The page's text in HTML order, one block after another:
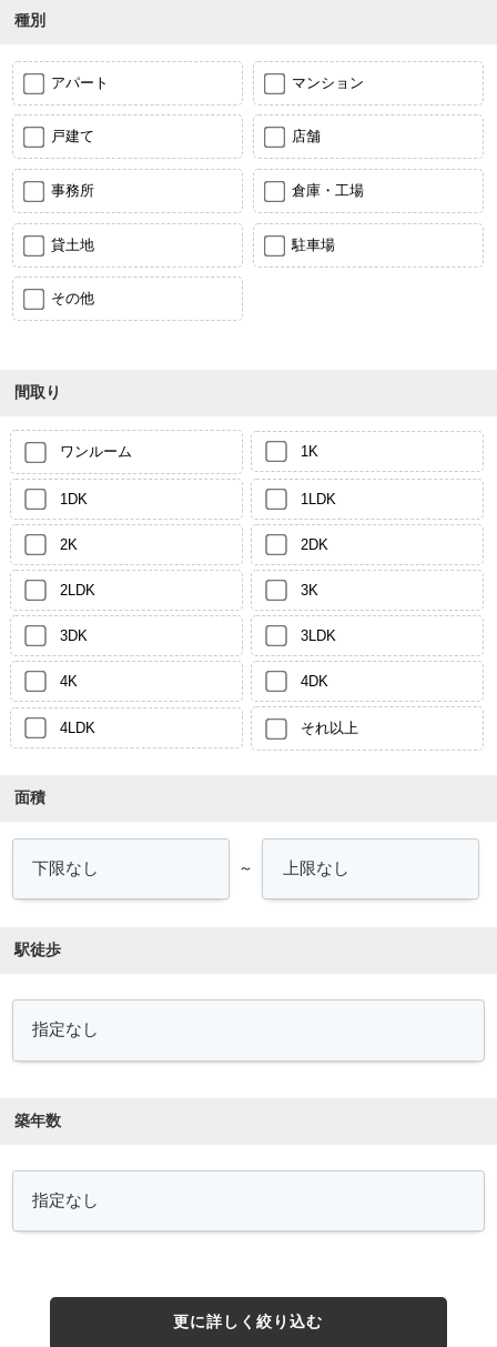
種別
アパート マンション
戸建て 店舗
事務所 倉庫・工場
貸土地 駐車場
その他
間取り
ワンルーム 1K
1DK 1LDK
2K 2DK
2LDK 3K
3DK 3LDK
4K 4DK
4LDK それ以上
面積
～
駅徒歩
築年数
更に詳しく絞り込む